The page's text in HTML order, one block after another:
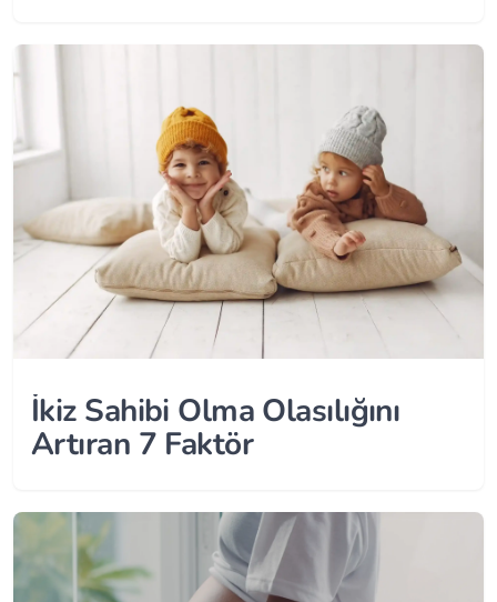
İkiz Sahibi Olma Olasılığını
Artıran 7 Faktör